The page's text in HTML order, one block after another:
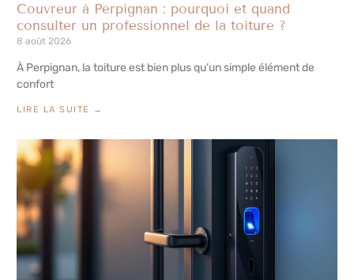
Couvreur à Perpignan : pourquoi et quand
consulter un professionnel de la toiture ?
8 août 2026
À Perpignan, la toiture est bien plus qu’un simple élément de
confort
LIRE LA SUITE →